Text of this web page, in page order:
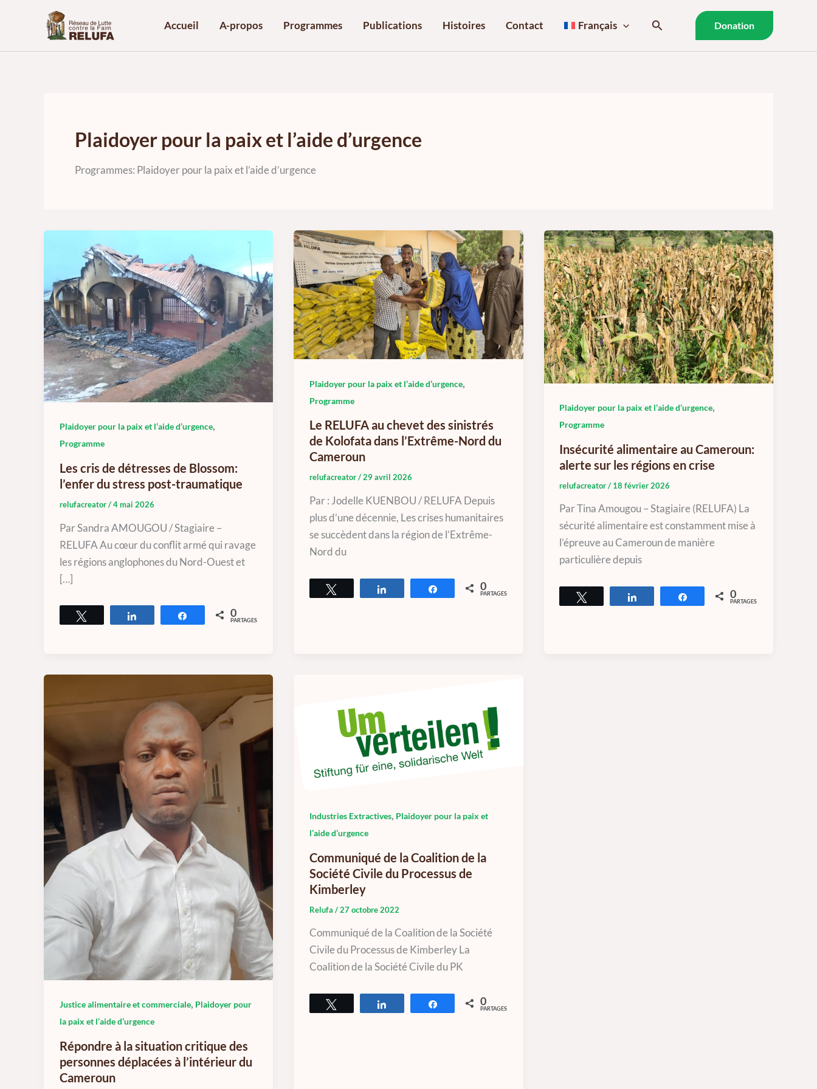
Accueil A-propos Programmes Publications Histoires Contact Français Rechercher Donation
Plaidoyer pour la paix et l’aide d’urgence
Programmes: Plaidoyer pour la paix et l’aide d’urgence
Plaidoyer pour la paix et l’aide d’urgence,
Programme
Les cris de détresses de Blossom:
l’enfer du stress post-traumatique
relufacreator/4 mai 2026
Par Sandra AMOUGOU / Stagiaire –
RELUFA Au cœur du conflit armé qui ravage
les régions anglophones du Nord-Ouest et
[…]
Partagez 0
PARTAGES
Plaidoyer pour la paix et l’aide d’urgence,
Programme
Le RELUFA au chevet des sinistrés
de Kolofata dans l’Extrême-Nord du
Cameroun
relufacreator/29 avril 2026
Par : Jodelle KUENBOU / RELUFA Depuis
plus d’une décennie, Les crises humanitaires
se succèdent dans la région de l’Extrême-
Nord du
Partagez 0
PARTAGES
Plaidoyer pour la paix et l’aide d’urgence,
Programme
Insécurité alimentaire au Cameroun:
alerte sur les régions en crise
relufacreator/ 18 février 2026
Par Tina Amougou – Stagiaire (RELUFA) La
sécurité alimentaire est constamment mise à
l’épreuve au Cameroun de manière
particulière depuis
Partagez 0
PARTAGES
Justice alimentaire et commerciale, Plaidoyer pour
la paix et l’aide d’urgence
Répondre à la situation critique des
personnes déplacées à l’intérieur du
Cameroun
Industries Extractives, Plaidoyer pour la paix et
l’aide d’urgence
Communiqué de la Coalition de la
Société Civile du Processus de
Kimberley
Relufa /27 octobre 2022
Communiqué de la Coalition de la Société
Civile du Processus de Kimberley La
Coalition de la Société Civile du PK
Partagez 0
PARTAGES